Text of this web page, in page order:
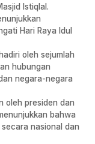
Istiqlal.
Hari Raya Idul
oleh sejumlah
hubungan
negara-negara
oleh presiden dan
bahwa
nasional dan